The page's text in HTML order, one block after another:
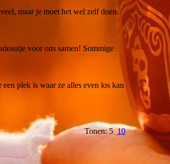
maar je moet het wel zelf doen.
voor ons samen! Sommige
plek is waar ze alles even los kan
Tonen: 510